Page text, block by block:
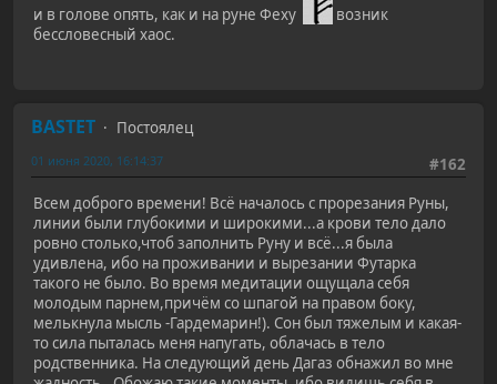
и в голове опять, как и на руне Феху
возник
бессловесный хаос.
BASTET
Постоялец
#162
01 июня 2020, 16:14:37
Всем доброго времени! Всё началось с прорезания Руны,
линии были глубокими и широкими...а крови тело дало
ровно столько,чтоб заполнить Руну и всё...я была
удивлена, ибо на проживании и вырезании Футарка
такого не было. Во время медитации ощущала себя
молодым парнем,причём со шпагой на правом боку,
мелькнула мысль -Гардемарин!). Сон был тяжелым и какая-
то сила пыталась меня напугать, облачась в тело
родственника. На следующий день Дагаз обнажил во мне